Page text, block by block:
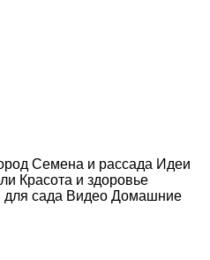
Семена и рассада Идеи
Красота и здоровье
для сада Видео Домашние